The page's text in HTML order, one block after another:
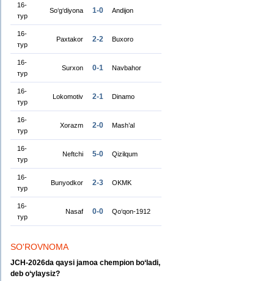
16-
тур
So‘g‘diyona 1-0 Andijon
16-
тур
Paxtakor 2-2 Buxoro
16-
тур
Surxon 0-1 Navbahor
16-
тур
Lokomotiv 2-1 Dinamo
16-
тур
Xorazm 2-0 Mash’al
16-
тур
Neftchi 5-0 Qizilqum
16-
тур
Bunyodkor 2-3 OKMK
16-
тур
Nasaf 0-0 Qo‘qon-1912
SO'ROVNOMA
JCH-2026da qaysi jamoa chempion bo‘ladi,
deb o‘ylaysiz?